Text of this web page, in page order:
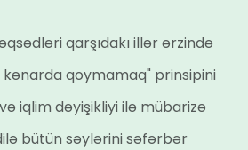
qarşıdakı illər ərzində
qoymamaq" prinsipini
iqlim dəyişikliyi ilə mübarizə
bütün səylərini səfərbər